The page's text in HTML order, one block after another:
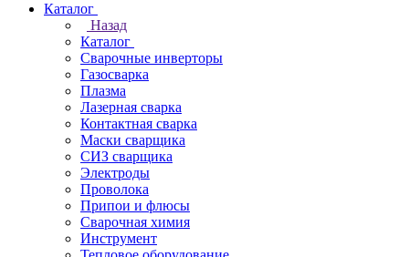
Каталог
Назад
Каталог
Сварочные инверторы
Газосварка
Плазма
Лазерная сварка
Контактная сварка
Маски сварщика
СИЗ сварщика
Электроды
Проволока
Припои и флюсы
Сварочная химия
Инструмент